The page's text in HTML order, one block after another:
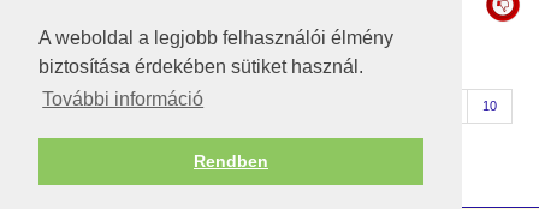
A weboldal a legjobb felhasználói élmény
biztosítása érdekében sütiket használ.
További információ
Rendben
pár perc sétával elérhető óvoda, iskola, orvosi rendelők...
« Előző oldal 1 2 10